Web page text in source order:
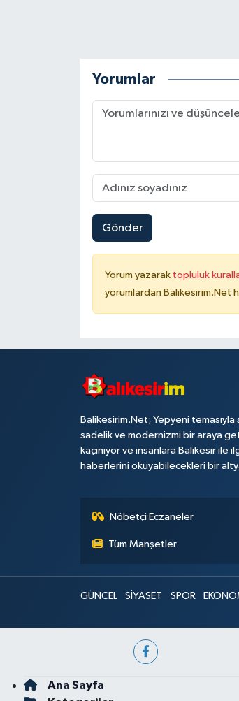
Yorumlar
Gönder
Yorum yazarak topluluk
yorumlardan Balikesirim.Net
Balikesirim.Net; Yepyeni
sadelik ve modernizmi bir araya
kaçınıyor ve insanlara Balıkesir ile
haberlerini okuyabilecekleri bir
Nöbetçi Eczaneler
Tüm Manşetler
GÜNCEL SİYASET SPOR
Ana Sayfa